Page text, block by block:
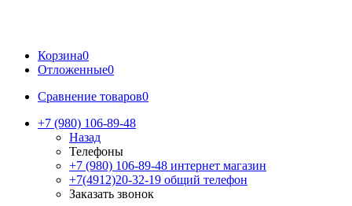
Корзина0
Отложенные0
Сравнение товаров0
+7 (980) 106-89-48
Назад
Телефоны
+7 (980) 106-89-48 интернет магазин
+7(4912)20-32-19 общий телефон
Заказать звонок